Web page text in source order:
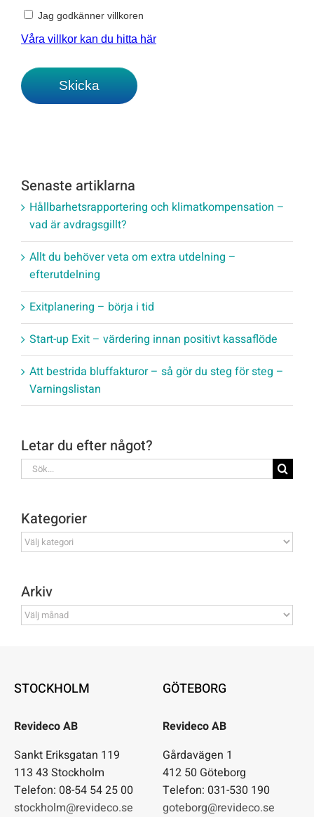
Senaste artiklarna
Hållbarhetsrapportering och klimatkompensation –
vad är avdragsgillt?
Allt du behöver veta om extra utdelning –
efterutdelning
Exitplanering – börja i tid
Start-up Exit – värdering innan positivt kassaflöde
Att bestrida bluffakturor – så gör du steg för steg –
Varningslistan
Letar du efter något?
Sök
efter:
Kategorier
Kategorier
Arkiv
Arkiv
STOCKHOLM
Revideco AB
Sankt Eriksgatan 119
113 43 Stockholm
Telefon: 08-54 54 25 00
stockholm@revideco.se
GÖTEBORG
Revideco AB
Gårdavägen 1
412 50 Göteborg
Telefon: 031-530 190
goteborg@revideco.se